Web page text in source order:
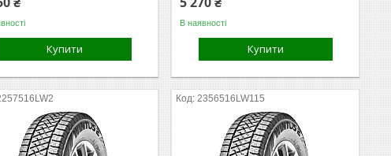
Купити
В наявності
Купити
2356516LW115